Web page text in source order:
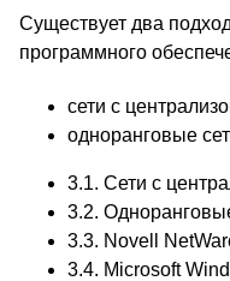
Существует два
программного
сети с
одноранговые
3.1. Сети с
3.2.
3.3. Novell
3.4. Microsoft